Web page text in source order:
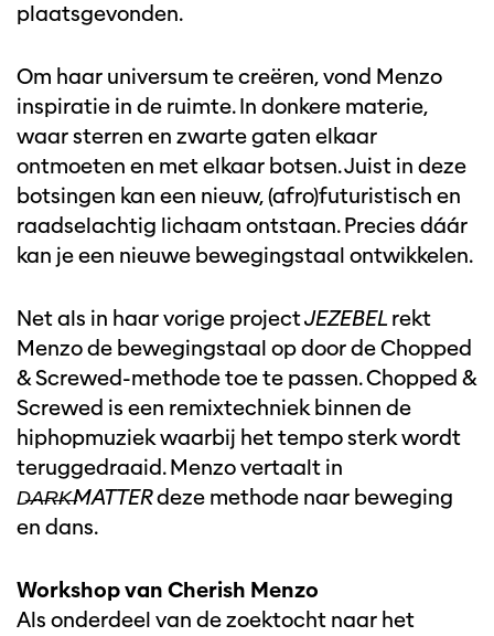
plaatsgevonden.
Om haar universum te creëren, vond Menzo
inspiratie in de ruimte. In donkere materie,
waar sterren en zwarte gaten elkaar
ontmoeten en met elkaar botsen. Juist in deze
botsingen kan een nieuw, (afro)futuristisch en
raadselachtig lichaam ontstaan. Precies dáár
kan je een nieuwe bewegingstaal ontwikkelen.
Net als in haar vorige projectJEZEBELrekt
Menzo de bewegingstaal op door de Chopped
& Screwed-methode toe te passen. Chopped &
Screwed is een remixtechniek binnen de
hiphopmuziek waarbij het tempo sterk wordt
teruggedraaid. Menzo vertaalt in
D̶A̶R̶K̶MATTERdeze methode naar beweging
en dans.
Workshop van Cherish Menzo
Als onderdeel van de zoektocht naar het